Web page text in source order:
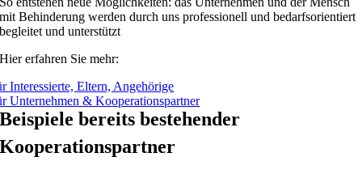
mit Behinderung werden durch uns professionell und bedarfsorientiert
begleitet und unterstützt
Hier erfahren Sie mehr:
Interessierte, Eltern, Angehörige
Unternehmen & Kooperationspartner
Beispiele bereits bestehender
Kooperationspartner